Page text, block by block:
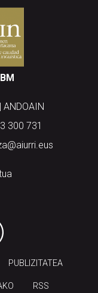
300 731
PUBLIZITATEA
RSS